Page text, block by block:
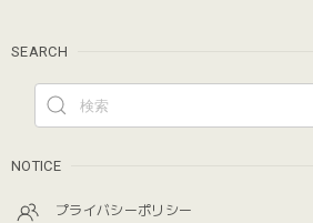
SEARCH
NOTICE
プライバシーポリシー